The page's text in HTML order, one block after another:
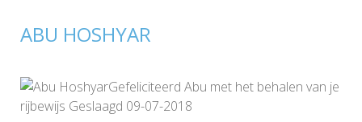
ABU HOSHYAR
Gefeliciteerd Abu met het behalen van je
rijbewijs Geslaagd 09-07-2018